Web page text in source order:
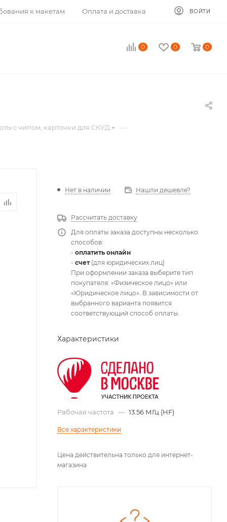
к макетам Оплата и доставка ВОЙТИ
0 0 0
с чипом, карточки для СКУД —
Нет в наличии Нашли дешевле?
Рассчитать доставку
Для оплаты заказа доступны несколько
способов:
- оплатить онлайн
- счет(для юридических лиц)
При оформлении заказа выберите тип
покупателя: «Физическое лицо» или
«Юридическое лицо». В зависимости от
выбранного варианта появится
соответствующий способ оплаты.
Характеристики
Рабочая частота — 13.56 МГц (HF)
Все характеристики
Цена действительна только для интернет-
магазина